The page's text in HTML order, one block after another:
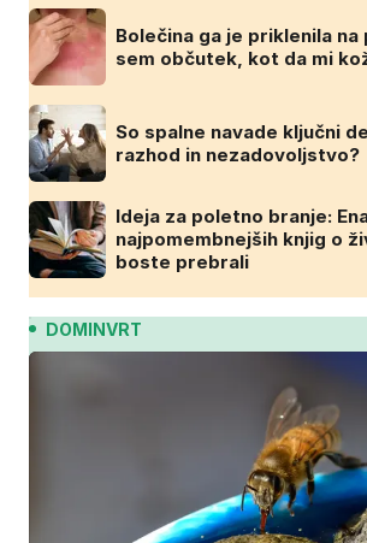
Bolečina ga je priklenila
sem občutek, kot da mi
So spalne navade ključni
razhod in nezadovoljstvo?
Ideja za poletno branje:
najpomembnejših knjig o
boste prebrali
DOMINVRT